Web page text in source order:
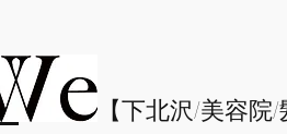
​【下北沢/美容院